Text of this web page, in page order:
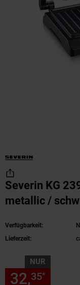
Severin KG
metallic /
Verfügbarkeit:
Lieferzeit:
NUR
32,35*